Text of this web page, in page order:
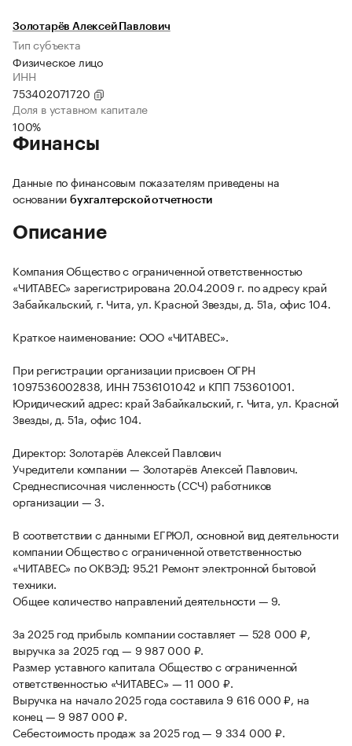
Золотарёв Алексей Павлович
Тип субъекта
Физическое лицо
ИНН
753402071720
Доля в уставном капитале
100%
Финансы
Данные по финансовым показателям приведены на
основании бухгалтерской отчетности
Описание
Компания Общество с ограниченной ответственностью
«ЧИТАВЕС» зарегистрирована 20.04.2009 г. по адресу край
Забайкальский, г. Чита, ул. Красной Звезды, д. 51а, офис 104.
Краткое наименование: ООО «ЧИТАВЕС».
При регистрации организации присвоен ОГРН
1097536002838, ИНН 7536101042 и КПП 753601001.
Юридический адрес: край Забайкальский, г. Чита, ул. Красной
Звезды, д. 51а, офис 104.
Директор: Золотарёв Алексей Павлович
Учредители компании — Золотарёв Алексей Павлович.
Среднесписочная численность (ССЧ) работников
организации — 3.
В соответствии с данными ЕГРЮЛ, основной вид деятельности
компании Общество с ограниченной ответственностью
«ЧИТАВЕС» по ОКВЭД: 95.21 Ремонт электронной бытовой
техники.
Общее количество направлений деятельности — 9.
За 2025 год прибыль компании составляет — 528 000 ₽,
выручка за 2025 год — 9 987 000 ₽.
Размер уставного капитала Общество с ограниченной
ответственностью «ЧИТАВЕС» — 11 000 ₽.
Выручка на начало 2025 года составила 9 616 000 ₽, на
конец — 9 987 000 ₽.
Себестоимость продаж за 2025 год — 9 334 000 ₽.